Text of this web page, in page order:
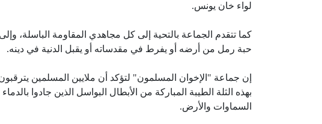
لواء خان يونس.
كما تتقدم الجماعة بالتحية إلى كل مجاهدي المقاومة الباسلة،
حبة رمل من أرضه أو يفرط في مقدساته أو يقبل الدنية في دينه.
إن جماعة "الإخوان المسلمون" لتؤكد أن ملايين المسلمين
بهذه الثلة الطيبة المباركة من الأبطال البواسل الذين جادوا
السماوات والأرض.